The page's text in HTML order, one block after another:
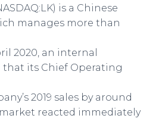
is a Chinese
manages more than
2020, an internal
its Chief Operating
2019 sales by around
market reacted immediately